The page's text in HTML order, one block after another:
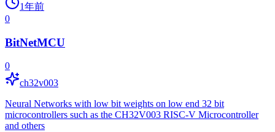
1年前
0
BitNetMCU
0
ch32v003
Neural Networks with low bit weights on low end 32 bit
microcontrollers such as the CH32V003 RISC-V Microcontroller
and others